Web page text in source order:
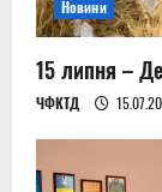
Новини
15 липня –
ЧФКТД